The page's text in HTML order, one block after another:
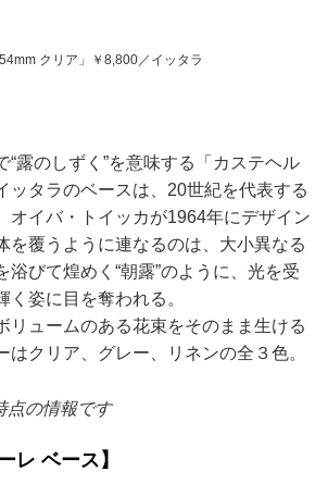
クリア」￥8,800／イッタラ
露のしずく”を意味する「カステヘル
ッタラのベースは、20世紀を代表する
オイバ・トイッカが1964年にデザイン
を覆うように連なるのは、大小異なる
浴びて煌めく“朝露”のように、光を受
く姿に目を奪われる。
ュームのある花束をそのまま生ける
はクリア、グレー、リネンの全３色。
点の情報です
レ ベース】